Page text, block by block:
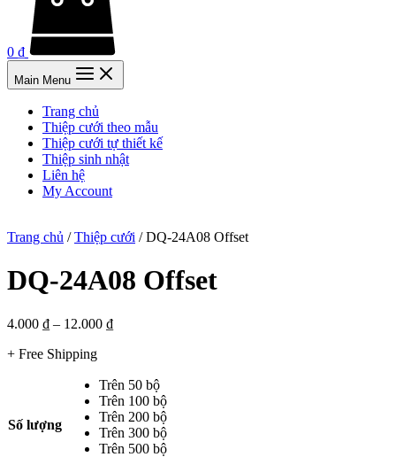
0 ₫
Main Menu
Trang chủ
Thiệp cưới theo mẫu
Thiệp cưới tự thiết kế
Thiệp sinh nhật
Liên hệ
My Account
Trang chủ /Thiệp cưới / DQ-24A08 Offset
DQ-24A08 Offset
4.000 ₫ – 12.000 ₫
+ Free Shipping
Số lượng
Trên 50 bộ
Trên 100 bộ
Trên 200 bộ
Trên 300 bộ
Trên 500 bộ